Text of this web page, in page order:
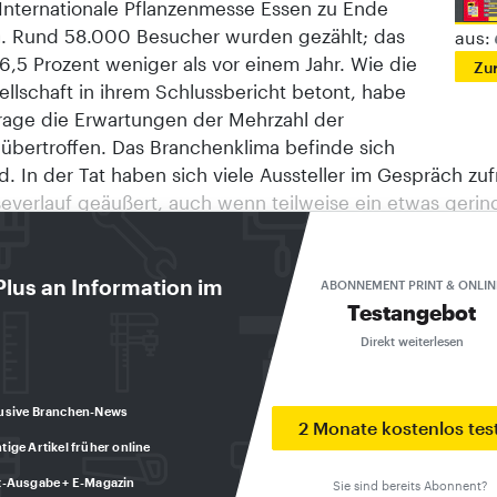
aus:
an Information im
Branchen-News
Artikel früher online
Ausgabe + E-Magazin
ABONNEMENT PRINT &
Testangebot
Direkt weiterlesen
2 Monate kostenlos
Sie sind bereits Abonnent?
Pflanzenmesse Essen zu Ende
Rund 58.000 Besucher wurden gezählt; das
Prozent weniger als vor einem Jahr. Wie die
in ihrem Schlussbericht betont, habe
die Erwartungen der Mehrzahl der
Das Branchenklima befinde sich
In der Tat haben sich viele Aussteller im Gespräch
geäußert, auch wenn teilweise ein etwas
registriert wurde. Insgesamt waren 1.400
in Essen vertreten. Der Auslandsanteil bei den
Prozent angegeben. Gäste aus mehr als 90 Ländern
nächste IPM findet vom 24. bis zum 27. Januar 2008
zieht Bilanz Die Gießener Fachhandelskooperation
im Geschäftsjahr 2005/2006 (Abschluss zum 31.
gehalten und ihren Lagerumsatz
Das komplette Umsatzvolumen liegt bei 70
sei nur möglich geworden durch das gute
der Tochtergesellschaft NBB-Egesa Gartencenter,